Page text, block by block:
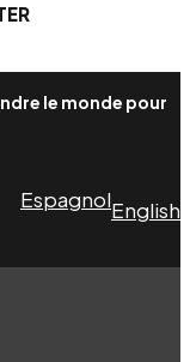
le monde pour
EspagnolEnglish